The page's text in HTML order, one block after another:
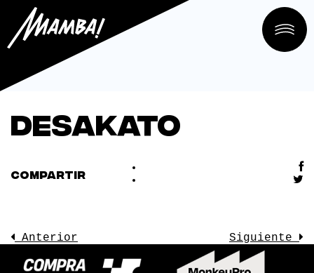
Desakato
COMPARTIR
Anterior Siguiente